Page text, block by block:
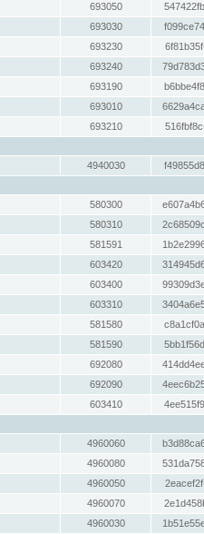
693050
693030
693230
693240
693190
693010
693210
4940030
580300
580310
581591
603420
603400
603310
581580
581590
692080
692090
603410
4960060
4960080
4960050
4960070
4960030